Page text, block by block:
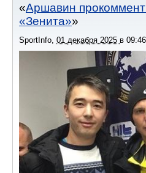
Аршавин
«Зенита»
SportInfo 01 декабря 2025 в 09:46